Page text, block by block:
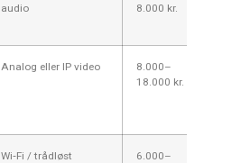
audio
8.000 kr.
Analog eller IP video
8.000–
18.000 kr.
Wi‑Fi / trådløst
6.000–